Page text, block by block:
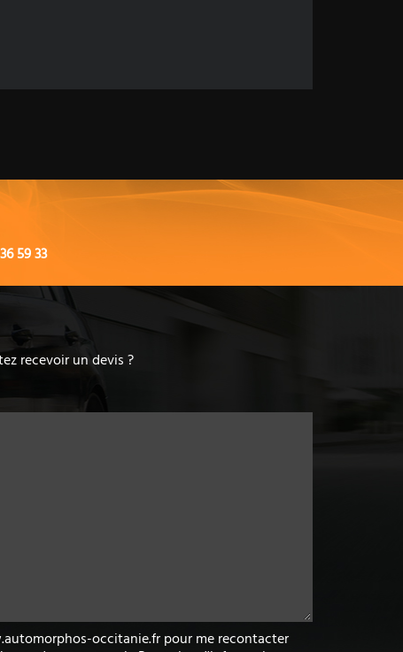
59 33
recevoir un devis ?
occitanie.fr pour me recontacter